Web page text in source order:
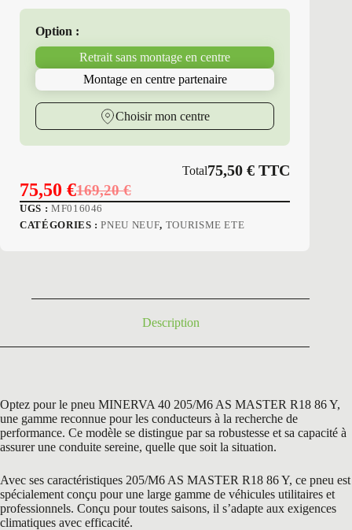
Neufs
Saisons
205/40R18
Option :
Retrait sans montage en centre
Montage en centre partenaire
Choisir mon centre
Total75,50€ TTC
169,20€
Le
prix
75,50 €Le
prix
UGS : MF016046
CATÉGORIES :PNEU NEUF, TOURISME ETE
Description
Optez pour le pneu MINERVA 40 205/M6 AS MASTER R18 86 Y,
une gamme reconnue pour les conducteurs à la recherche de
performance. Ce modèle se distingue par sa robustesse et sa capacité à
assurer une conduite sereine, quelle que soit la situation.
Avec ses caractéristiques 205/M6 AS MASTER R18 86 Y, ce pneu est
spécialement conçu pour une large gamme de véhicules utilitaires et
professionnels. Conçu pour toutes saisons, il s’adapte aux exigences
climatiques avec efficacité.